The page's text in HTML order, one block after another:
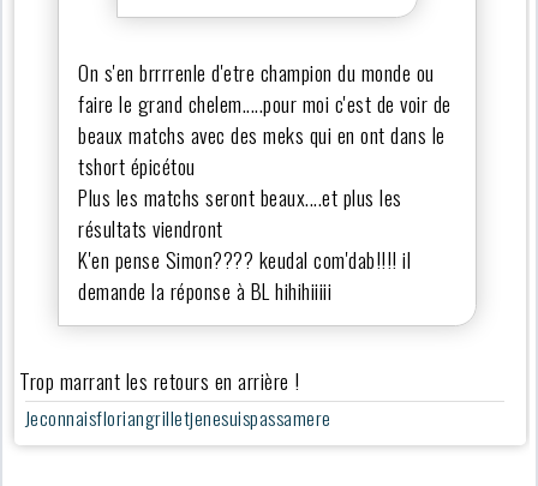
On s'en brrrrenle d'etre champion du monde ou
faire le grand chelem.....pour moi c'est de voir de
beaux matchs avec des meks qui en ont dans le
tshort épicétou
Plus les matchs seront beaux....et plus les
résultats viendront
K'en pense Simon???? keudal com'dab!!!! il
demande la réponse à BL hihihiiiii
Trop marrant les retours en arrière !
Jeconnaisfloriangrilletjenesuispassamere